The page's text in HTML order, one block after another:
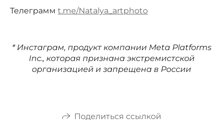
Телеграмм t.me/Natalya_artphoto
* Инстаграм, продукт компании Meta Platforms
Inc., которая признана экстремистской
организацией и запрещена в России
Поделиться ссылкой